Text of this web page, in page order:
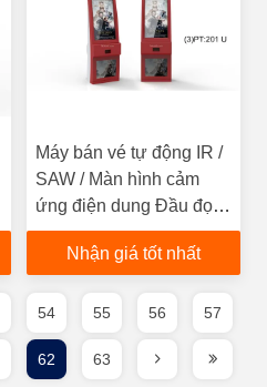
Máy bán vé tự động IR /
SAW / Màn hình cảm
ứng điện dung Đầu đọc
thẻ RFID
Nhận giá tốt nhất
54 55 56 57
62 63